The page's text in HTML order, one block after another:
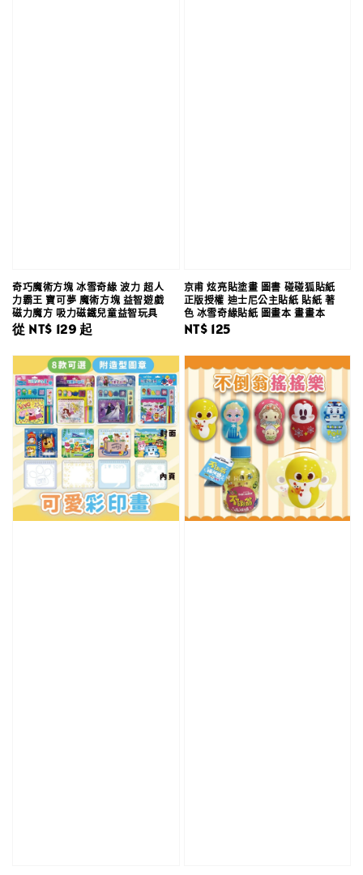
奇巧魔術方塊 冰雪奇緣 波力 超人
力霸王 寶可夢 魔術方塊 益智遊戲
磁力魔方 吸力磁鐵兒童益智玩具
Regular
從 NT$ 129 起
京甫 炫亮貼塗畫 圖書 碰碰狐貼紙
正版授權 迪士尼公主貼紙 貼紙 著
色 冰雪奇緣貼紙 圖畫本 畫畫本
Regular
NT$ 125